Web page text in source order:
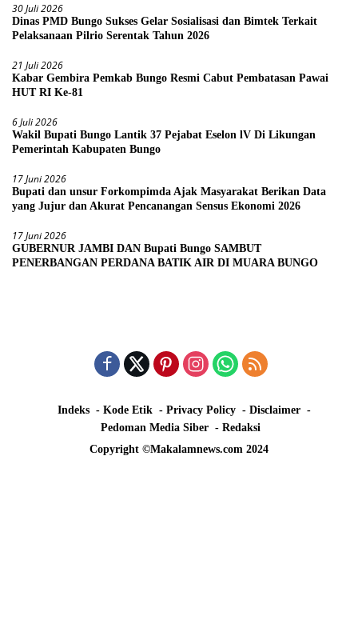
30 Juli 2026
Dinas PMD Bungo Sukses Gelar Sosialisasi dan Bimtek Terkait
Pelaksanaan Pilrio Serentak Tahun 2026
21 Juli 2026
Kabar Gembira Pemkab Bungo Resmi Cabut Pembatasan Pawai
HUT RI Ke-81
6 Juli 2026
Wakil Bupati Bungo Lantik 37 Pejabat Eselon lV Di Likungan
Pemerintah Kabupaten Bungo
17 Juni 2026
Bupati dan unsur Forkompimda Ajak Masyarakat Berikan Data
yang Jujur dan Akurat Pencanangan Sensus Ekonomi 2026
17 Juni 2026
GUBERNUR JAMBI DAN Bupati Bungo SAMBUT
PENERBANGAN PERDANA BATIK AIR DI MUARA BUNGO
Indeks Kode Etik Privacy Policy
Disclaimer
Pedoman Media Siber
Redaksi
Copyright ©Makalamnews.com 2024